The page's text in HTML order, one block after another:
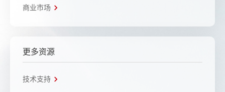
商业市场
更多资源
技术支持